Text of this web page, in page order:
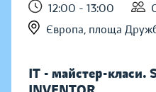
12:00 - 13:00
Європа, площа
IT - майстер-класи.